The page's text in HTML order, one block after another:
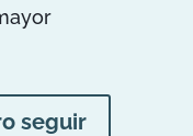
seguir